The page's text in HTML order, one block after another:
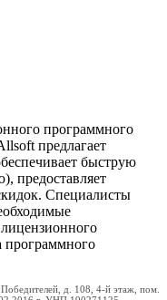
программного
предлагает
быструю
предоставляет
Специалисты
программного
д. 108, 4-й этаж, пом.